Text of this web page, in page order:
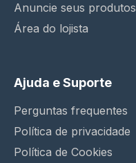
Anuncie seus produtos
Área do lojista
Ajuda e Suporte
Perguntas frequentes
Política de privacidade
Política de Cookies